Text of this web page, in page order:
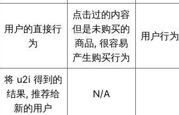
用户的直接行
为
点击过的内容
但是未购买的
商品, 很容易
产生购买行为
用户行
将 u2i 得到的
结果, 推荐给
新的用户
N/A